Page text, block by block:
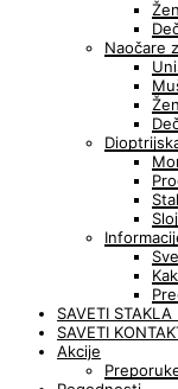
Naočare
SAVETI STAKLA
SAVETI
Akcije